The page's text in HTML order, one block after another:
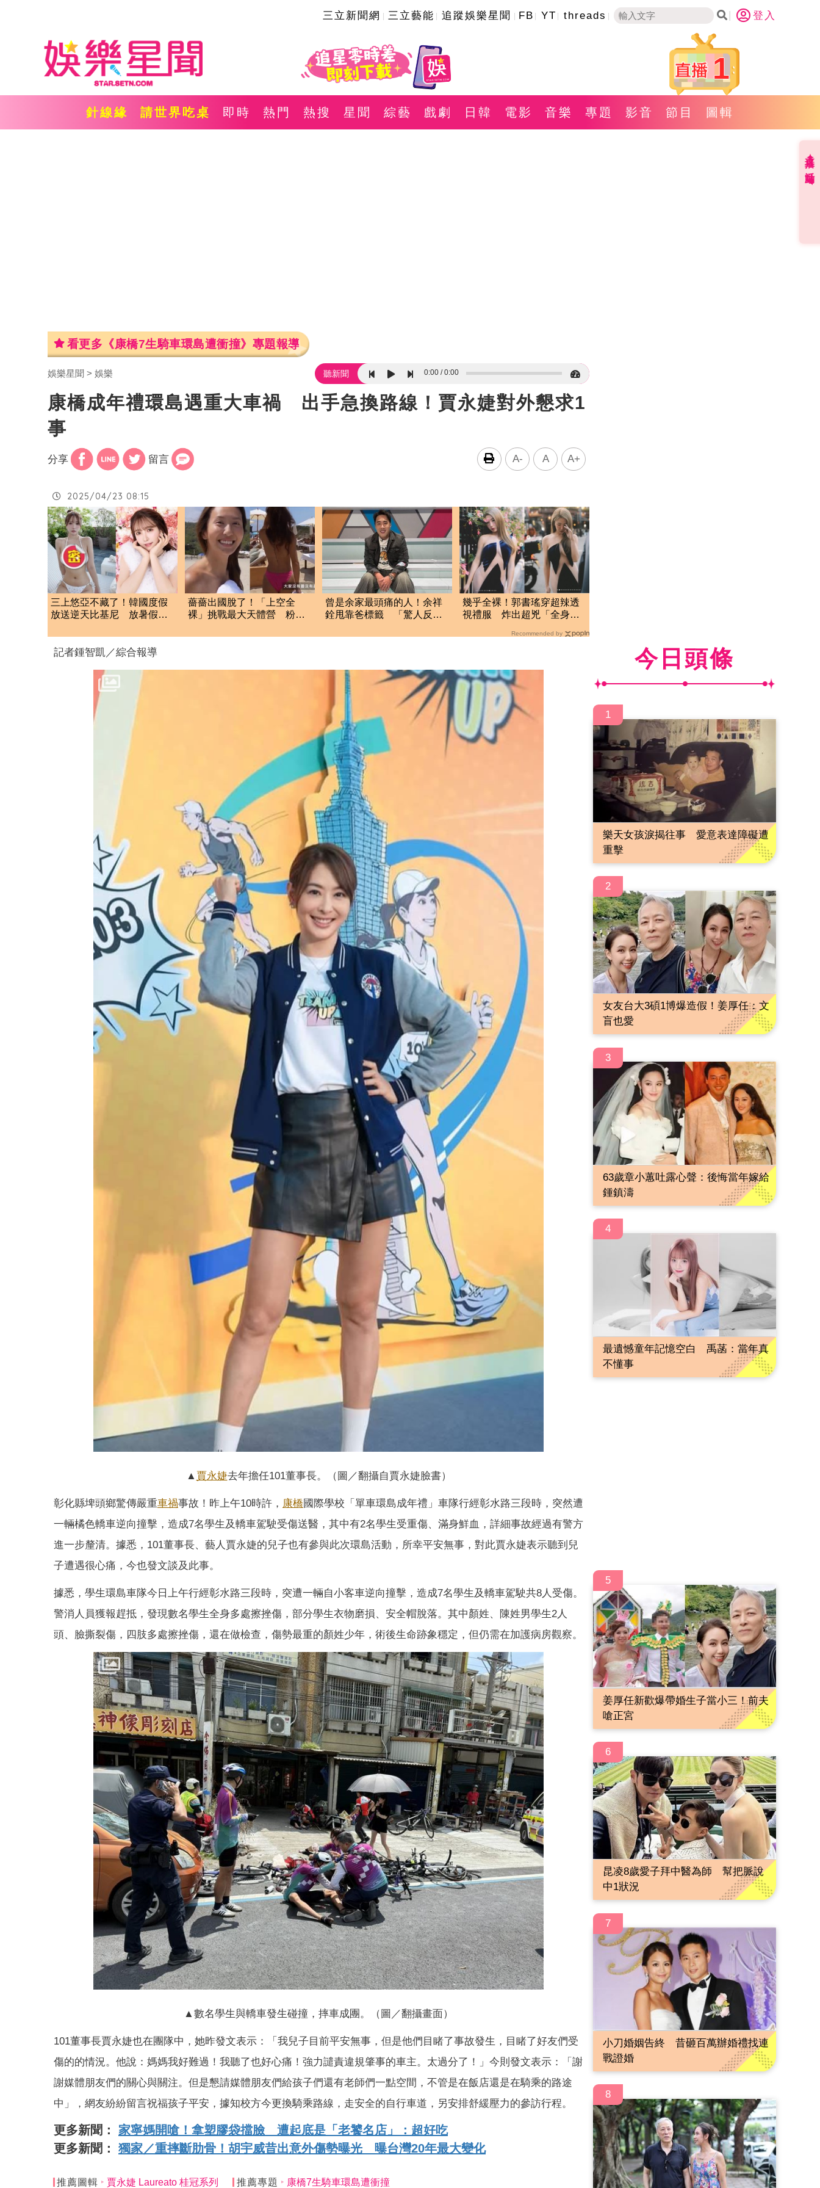
三立新聞網 三立藝能 追蹤娛樂星聞 FB YT threads 登入
1
針線緣 請世界吃桌 即時 熱門 熱搜 星聞 綜藝 戲劇 日韓 電影 音樂 專題 影音 節目 圖輯
看更多《康橋7生騎車環島遭衝撞》專題報導
娛樂星聞 娛樂 聽新聞 0:00 0:00
康橋成年禮環島遇重大車禍 出手急換路線！賈永婕對外懇求1
事
分享 留言 A- A A+
2025/04/23 08:15
三上悠亞不藏了！韓國度假
放送逆天比基尼 放暑假犯
薔薔出國脫了！「上空全
裸」挑戰最大天體營 粉紅
曾是余家最頭痛的人！余祥
銓甩靠爸標籤 「驚人反
幾乎全裸！郭書瑤穿超辣透
視禮服 炸出超兇「全身上
Recommended by
記者鍾智凱／綜合報導
▲ 賈永婕去年擔任101董事長。（圖／翻攝自賈永婕臉書）
彰化縣埤頭鄉驚傳嚴重車禍事故！昨上午10時許， 康橋國際學校「單車環島成年禮」車隊行經彰水路三段時，突然遭
一輛橘色轎車逆向撞擊，造成7名學生及轎車駕駛受傷送醫，其中有2名學生受重傷、滿身鮮血，詳細事故經過有警方
進一步釐清。據悉，101董事長、藝人賈永婕的兒子也有參與此次環島活動，所幸平安無事，對此賈永婕表示聽到兒
子遭遇很心痛，今也發文談及此事。
據悉，學生環島車隊今日上午行經彰水路三段時，突遭一輛自小客車逆向撞擊，造成7名學生及轎車駕駛共8人受傷。
警消人員獲報趕抵，發現數名學生全身多處擦挫傷，部分學生衣物磨損、安全帽脫落。其中顏姓、陳姓男學生2人
頭、臉撕裂傷，四肢多處擦挫傷，還在做檢查，傷勢最重的顏姓少年，術後生命跡象穩定，但仍需在加護病房觀察。
▲數名學生與轎車發生碰撞，摔車成團。（圖／翻攝畫面）
101董事長賈永婕也在團隊中，她昨發文表示：「我兒子目前平安無事，但是他們目睹了事故發生，目睹了好友們受
傷的的情況。他說：媽媽我好難過！我聽了也好心痛！強力譴責違規肇事的車主。太過分了！」今則發文表示：「謝
謝媒體朋友們的關心與關注。但是懇請媒體朋友們給孩子們還有老師們一點空間，不管是在飯店還是在騎乘的路途
中」，網友紛紛留言祝福孩子平安，據知校方今更換騎乘路線，走安全的自行車道，另安排舒緩壓力的參訪行程。
更多新聞： 家寧媽開嗆！拿塑膠袋擋臉 遭起底是「老饕名店」：超好吃
更多新聞： 獨家／重摔斷肋骨！胡宇威昔出意外傷勢曝光 曝台灣20年最大變化
推薦圖輯 賈永婕 Laureato 桂冠系列 推薦專題 康橋7生騎車環島遭衝撞
今日頭條
1
樂天女孩淚揭往事 愛意表達障礙遭
重擊
2
女友台大3碩1博爆造假！姜厚任：文
盲也愛
3
63歲章小蕙吐露心聲：後悔當年嫁給
鍾鎮濤
4
最遺憾童年記憶空白 禹菡：當年真
不懂事
5
姜厚任新歡爆帶婚生子當小三！前夫
嗆正宮
6
昆凌8歲愛子拜中醫為師 幫把脈說
中1狀況
7
小刀婚姻告終 昔砸百萬辦婚禮找連
戰證婚
8
直播✦活動